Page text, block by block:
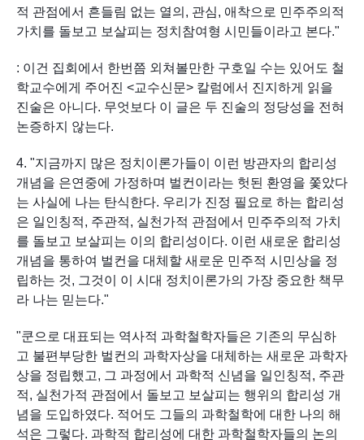
적 관점에서 흔들림 없는 열의, 관심, 애착으로 민주주의적
가치를 돌보고 보살피는 정치참여형 시민들이라고 본다."
: 이건 집회에서 한번쯤 외쳐볼만한 구호일 수는 있어도 철
학교수에게 주어진 <교수신문> 칼럼에서 진지하게 읽을
진술은 아니다. 무엇보다 이 글은 두 진술의 정당성을 전혀
논증하지 않는다.
4. "지금까지 많은 정치이론가들이 이런 방관자의 합리성
개념을 은연중에 가정하며 벌컨이라는 헛된 환영을 쫓았다
는 사실에 나는 탄식한다. 우리가 진정 필요로 하는 합리성
은 일인칭적, 주관적, 실천가적 관점에서 민주주의적 가치
를 돌보고 보살피는 이의 합리성이다. 이런 새로운 합리성
개념을 통하여 벌컨을 대체할 새로운 민주적 시민상을 정
립하는 것, 그것이 이 시대 정치이론가의 가장 중요한 책무
라 나는 믿는다."
"쿤으로 대표되는 역사적 과학철학자들은 기존의 무심하
고 불편부당한 벌컨의 과학자상을 대체하는 새로운 과학자
상을 정립했고, 그 과정에서 과학적 신념을 일인칭적, 주관
적, 실천가적 관점에서 돌보고 보살피는 행위의 합리성 개
념을 도입하였다. 적어도 그들의 과학철학에 대한 나의 해
석은 그렇다. 과학적 합리성에 대한 과학철학자들의 논의